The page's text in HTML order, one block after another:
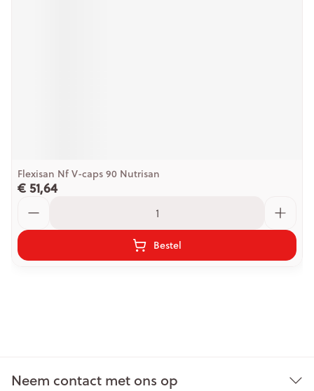
Flexisan Nf V-caps 90 Nutrisan
€ 51,64
Bestel
Neem contact met ons op